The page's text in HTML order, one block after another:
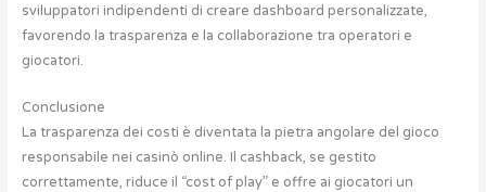
sviluppatori indipendenti di creare dashboard personalizzate,
favorendo la trasparenza e la collaborazione tra operatori e
giocatori.
Conclusione
La trasparenza dei costi è diventata la pietra angolare del gioco
responsabile nei casinò online. Il cashback, se gestito
correttamente, riduce il “cost of play” e offre ai giocatori un